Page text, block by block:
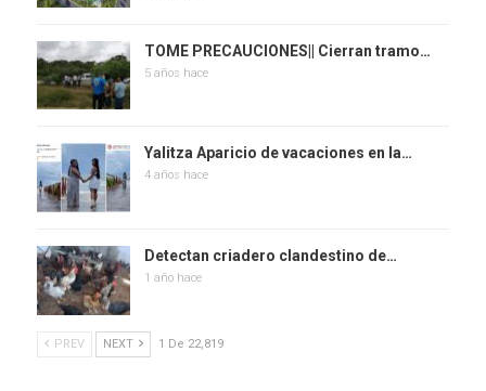
TOME PRECAUCIONES|| Cierran tramo…
5 años hace
Yalitza Aparicio de vacaciones en la…
4 años hace
Detectan criadero clandestino de…
1 año hace
PREV NEXT 1 De 22,819